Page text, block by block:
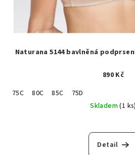
Naturana 5144 bavlněná
890 Kč
75C
80C 85C
75D
Skladem(1 ks)
Detail